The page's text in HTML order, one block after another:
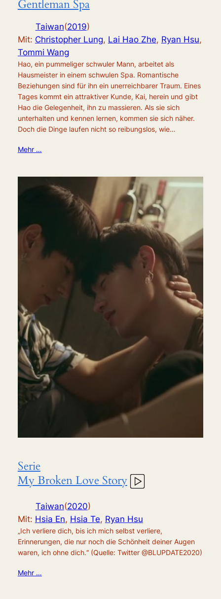
Gentleman Spa
Taiwan(2019)
Mit: Christopher Lung, Lai Hao Zhe, Ryan Hsu,
Tommi Wang
Hao, ein pummeliger schwuler Mann, arbeitet als
Hausmeister in einem schwulen Spa. Romantische
Beziehungen sind für ihn ein unerreichbarer Traum. Eines
Tages kommt ein attraktiver Kunde, Kai, herein und gibt
Hao die Gelegenheit, ihn zu massieren. Als sie sich
unterhalten und kennen lernen, kommen sie sich näher.
Doch die Dinge laufen nicht so reibungslos, wie…
Mehr …
Serie
My Broken Love Story
Taiwan(2020)
Mit: Hsia En, Hsia Te, Ryan Hsu
„Ich verliere dich, bis ich mich selbst verliere,
Erinnerungen, die nur noch die Schönheit deiner Augen
waren, ich ohne dich.“ (Quelle: Twitter @BLUPDATE2020)
Mehr …